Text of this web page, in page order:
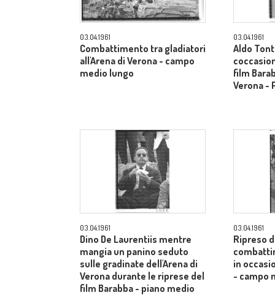
03.04.1961
Combattimento tra gladiatori
all'Arena di Verona - campo
medio lungo
03.04.1961
Aldo
film
Verona -
03.04.1961
Dino De Laurentiis mentre
mangia un panino seduto
sulle gradinate dell'Arena di
Verona durante le riprese del
film Barabba - piano medio
03.04.1961
Ripreso
in
- campo